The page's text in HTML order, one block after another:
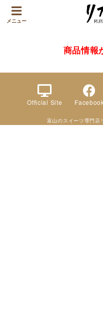
メニュー
商品情報
Official Site
富山のスイーツ専門